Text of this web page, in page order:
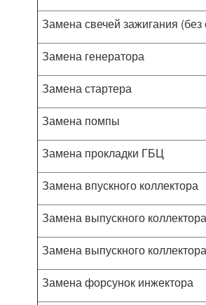
Замена свечей зажигания (без
Замена генератора
Замена стартера
Замена помпы
Замена прокладки ГБЦ
Замена впускного коллектора
Замена выпускного
Замена выпускного
Замена форсунок инжектора